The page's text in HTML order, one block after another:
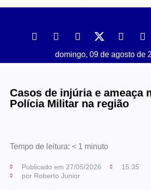
domingo, 09 de agosto de
Casos de injúria e ameaça
Polícia Militar na região
Tempo de leitura: < 1 minuto
Publicado em 27/05/2026
15:35
por Roberto Junior